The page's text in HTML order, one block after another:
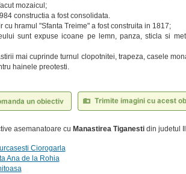
mozaicul;
constructia a fost consolidata.
cu hramul "Sfanta Treime" a fost construita in 1817;
sunt expuse icoane pe lemn, panza, sticla si
mai cuprinde turnul clopotnitei, trapeza, casele
hainele preotesti.
asemanatoare cu Manastirea Tiganestidin judetul
Ciorogarla
Ana de la Rohia